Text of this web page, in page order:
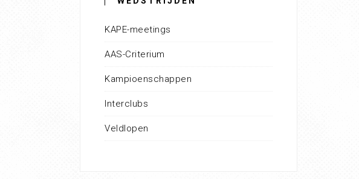
KAPE-meetings
AAS-Criterium
Kampioenschappen
Interclubs
Veldlopen